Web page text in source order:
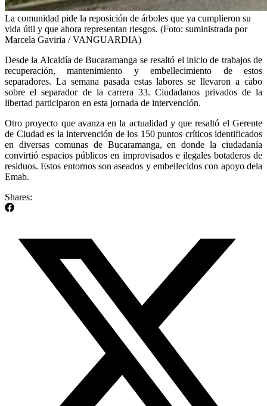
La comunidad pide la reposición de árboles que ya cumplieron su
vida útil y que ahora representan riesgos. (Foto: suministrada por
Marcela Gaviria / VANGUARDIA)
Desde la Alcaldía de Bucaramanga se resaltó el inicio de trabajos de
recuperación, mantenimiento y embellecimiento de estos
separadores. La semana pasada estas labores se llevaron a cabo
sobre el separador de la carrera 33. Ciudadanos privados de la
libertad participaron en esta jornada de intervención.
Otro proyecto que avanza en la actualidad y que resaltó el Gerente
de Ciudad es la intervención de los 150 puntos críticos identificados
en diversas comunas de Bucaramanga, en donde la ciudadanía
convirtió espacios públicos en improvisados e ilegales botaderos de
residuos. Estos entornos son aseados y embellecidos con apoyo dela
Emab.
Shares: